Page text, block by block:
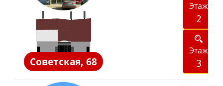
Советская, 68
Этаж
2
Этаж
3